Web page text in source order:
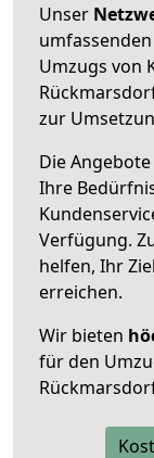
Unser
Umzugs von
zur
Die
Ihre
Verfügung.
helfen, Ihr Ziel
erreichen.
Wir bieten
für den